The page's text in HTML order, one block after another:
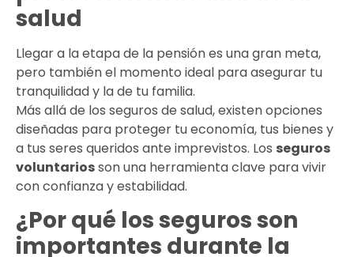
salud
Llegar a la etapa de la pensión es una gran meta,
pero también el momento ideal para asegurar tu
tranquilidad y la de tu familia.
Más allá de los seguros de salud, existen opciones
diseñadas para proteger tu economía, tus bienes y
a tus seres queridos ante imprevistos. Los seguros
voluntariosson una herramienta clave para vivir
con confianza y estabilidad.
¿Por qué los seguros son
importantes durante la